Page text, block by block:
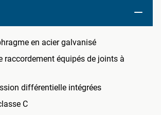
en acier galvanisé
raccordement équipés de joints à
différentielle intégrées
C